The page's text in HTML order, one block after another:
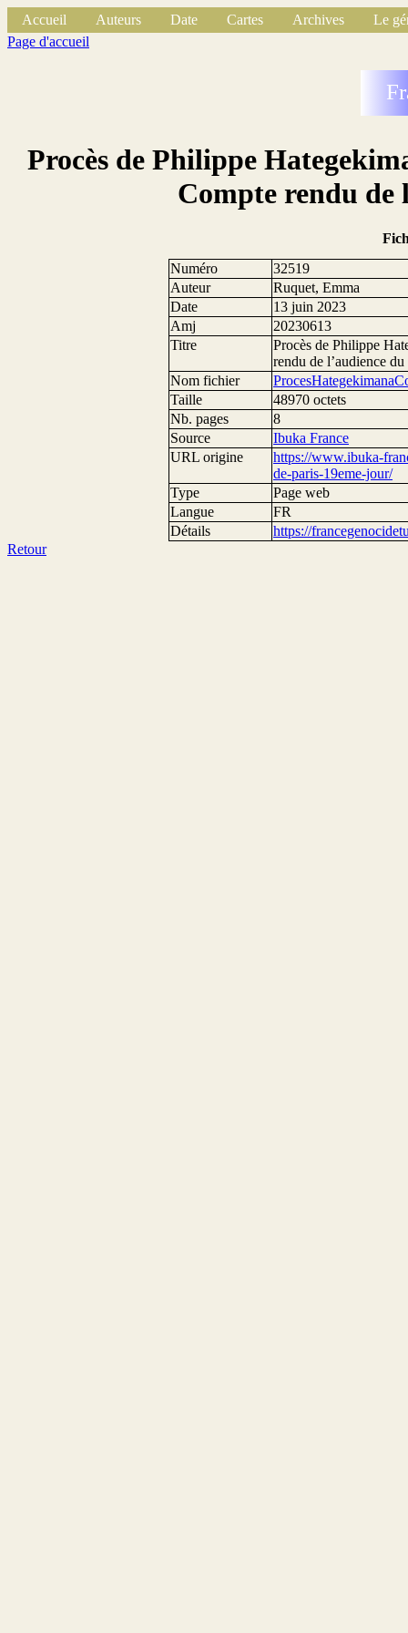
Accueil Auteurs Date Cartes Archives
Le
Page d'accueil
Procès de Philippe
Compte rendu de
Numéro
32519
Auteur
Ruquet, Emma
Date
13 juin 2023
Amj
20230613
Titre
Procès de Philippe
rendu de l’audience
Nom fichier
Taille
48970 octets
Nb. pages
8
Source
Ibuka France
URL origine
https://www.ibuka-
de-paris-19eme-jour/
Type
Page web
Langue
FR
Détails
https://
Retour